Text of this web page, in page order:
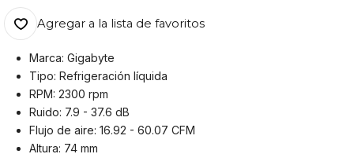
Agregar a la lista de favoritos
Marca: Gigabyte
Tipo: Refrigeración líquida
RPM: 2300 rpm
Ruido: 7.9 - 37.6 dB
Flujo de aire: 16.92 - 60.07 CFM
Altura: 74 mm